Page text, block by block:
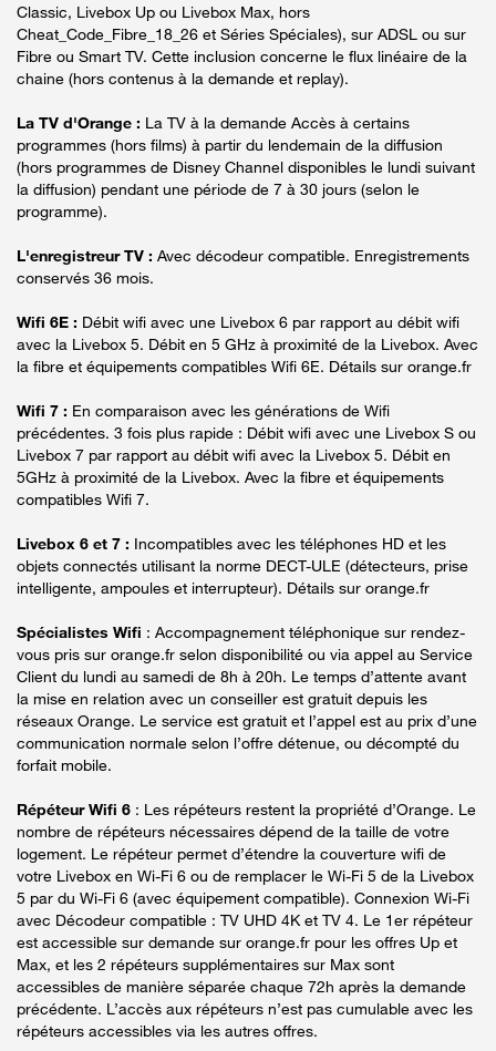
Classic, Livebox Up ou Livebox Max, hors
Cheat_Code_Fibre_18_26 et Séries Spéciales), sur ADSL ou sur
Fibre ou Smart TV. Cette inclusion concerne le flux linéaire de la
chaine (hors contenus à la demande et replay).
La TV d'Orange : La TV à la demande Accès à certains
programmes (hors films) à partir du lendemain de la diffusion
(hors programmes de Disney Channel disponibles le lundi suivant
la diffusion) pendant une période de 7 à 30 jours (selon le
programme).
L'enregistreur TV : Avec décodeur compatible. Enregistrements
conservés 36 mois.
Wifi 6E : Débit wifi avec une Livebox 6 par rapport au débit wifi
avec la Livebox 5. Débit en 5 GHz à proximité de la Livebox. Avec
la fibre et équipements compatibles Wifi 6E. Détails sur orange.fr
Wifi 7 : En comparaison avec les générations de Wifi
précédentes. 3 fois plus rapide : Débit wifi avec une Livebox S ou
Livebox 7 par rapport au débit wifi avec la Livebox 5. Débit en
5GHz à proximité de la Livebox. Avec la fibre et équipements
compatibles Wifi 7.
Livebox 6 et 7 : Incompatibles avec les téléphones HD et les
objets connectés utilisant la norme DECT-ULE (détecteurs, prise
intelligente, ampoules et interrupteur). Détails sur orange.fr
Spécialistes Wifi : Accompagnement téléphonique sur rendez-
vous pris sur orange.fr selon disponibilité ou via appel au Service
Client du lundi au samedi de 8h à 20h. Le temps d’attente avant
la mise en relation avec un conseiller est gratuit depuis les
réseaux Orange. Le service est gratuit et l’appel est au prix d’une
communication normale selon l’offre détenue, ou décompté du
forfait mobile.
Répéteur Wifi 6 : Les répéteurs restent la propriété d’Orange. Le
nombre de répéteurs nécessaires dépend de la taille de votre
logement. Le répéteur permet d’étendre la couverture wifi de
votre Livebox en Wi-Fi 6 ou de remplacer le Wi-Fi 5 de la Livebox
5 par du Wi-Fi 6 (avec équipement compatible). Connexion Wi-Fi
avec Décodeur compatible : TV UHD 4K et TV 4. Le 1er répéteur
est accessible sur demande sur orange.fr pour les offres Up et
Max, et les 2 répéteurs supplémentaires sur Max sont
accessibles de manière séparée chaque 72h après la demande
précédente. L’accès aux répéteurs n’est pas cumulable avec les
répéteurs accessibles via les autres offres.